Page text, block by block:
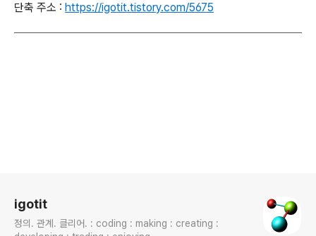
단축 주소 : https://igotit.tistory.com/5675
igotit
정의. 관계. 클리어. : coding : making : creating :